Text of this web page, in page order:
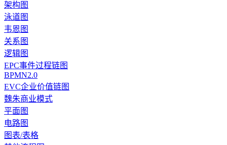
架构图
泳道图
韦恩图
关系图
逻辑图
EPC事件过程链图
BPMN2.0
EVC企业价值链图
魏朱商业模式
平面图
电路图
图表/表格